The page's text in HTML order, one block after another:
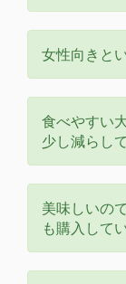
女性向きと
食べやすい
少し減らし
美味しいの
も購入して